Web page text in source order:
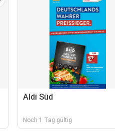
Aldi Süd
Noch 1 Tag gültig